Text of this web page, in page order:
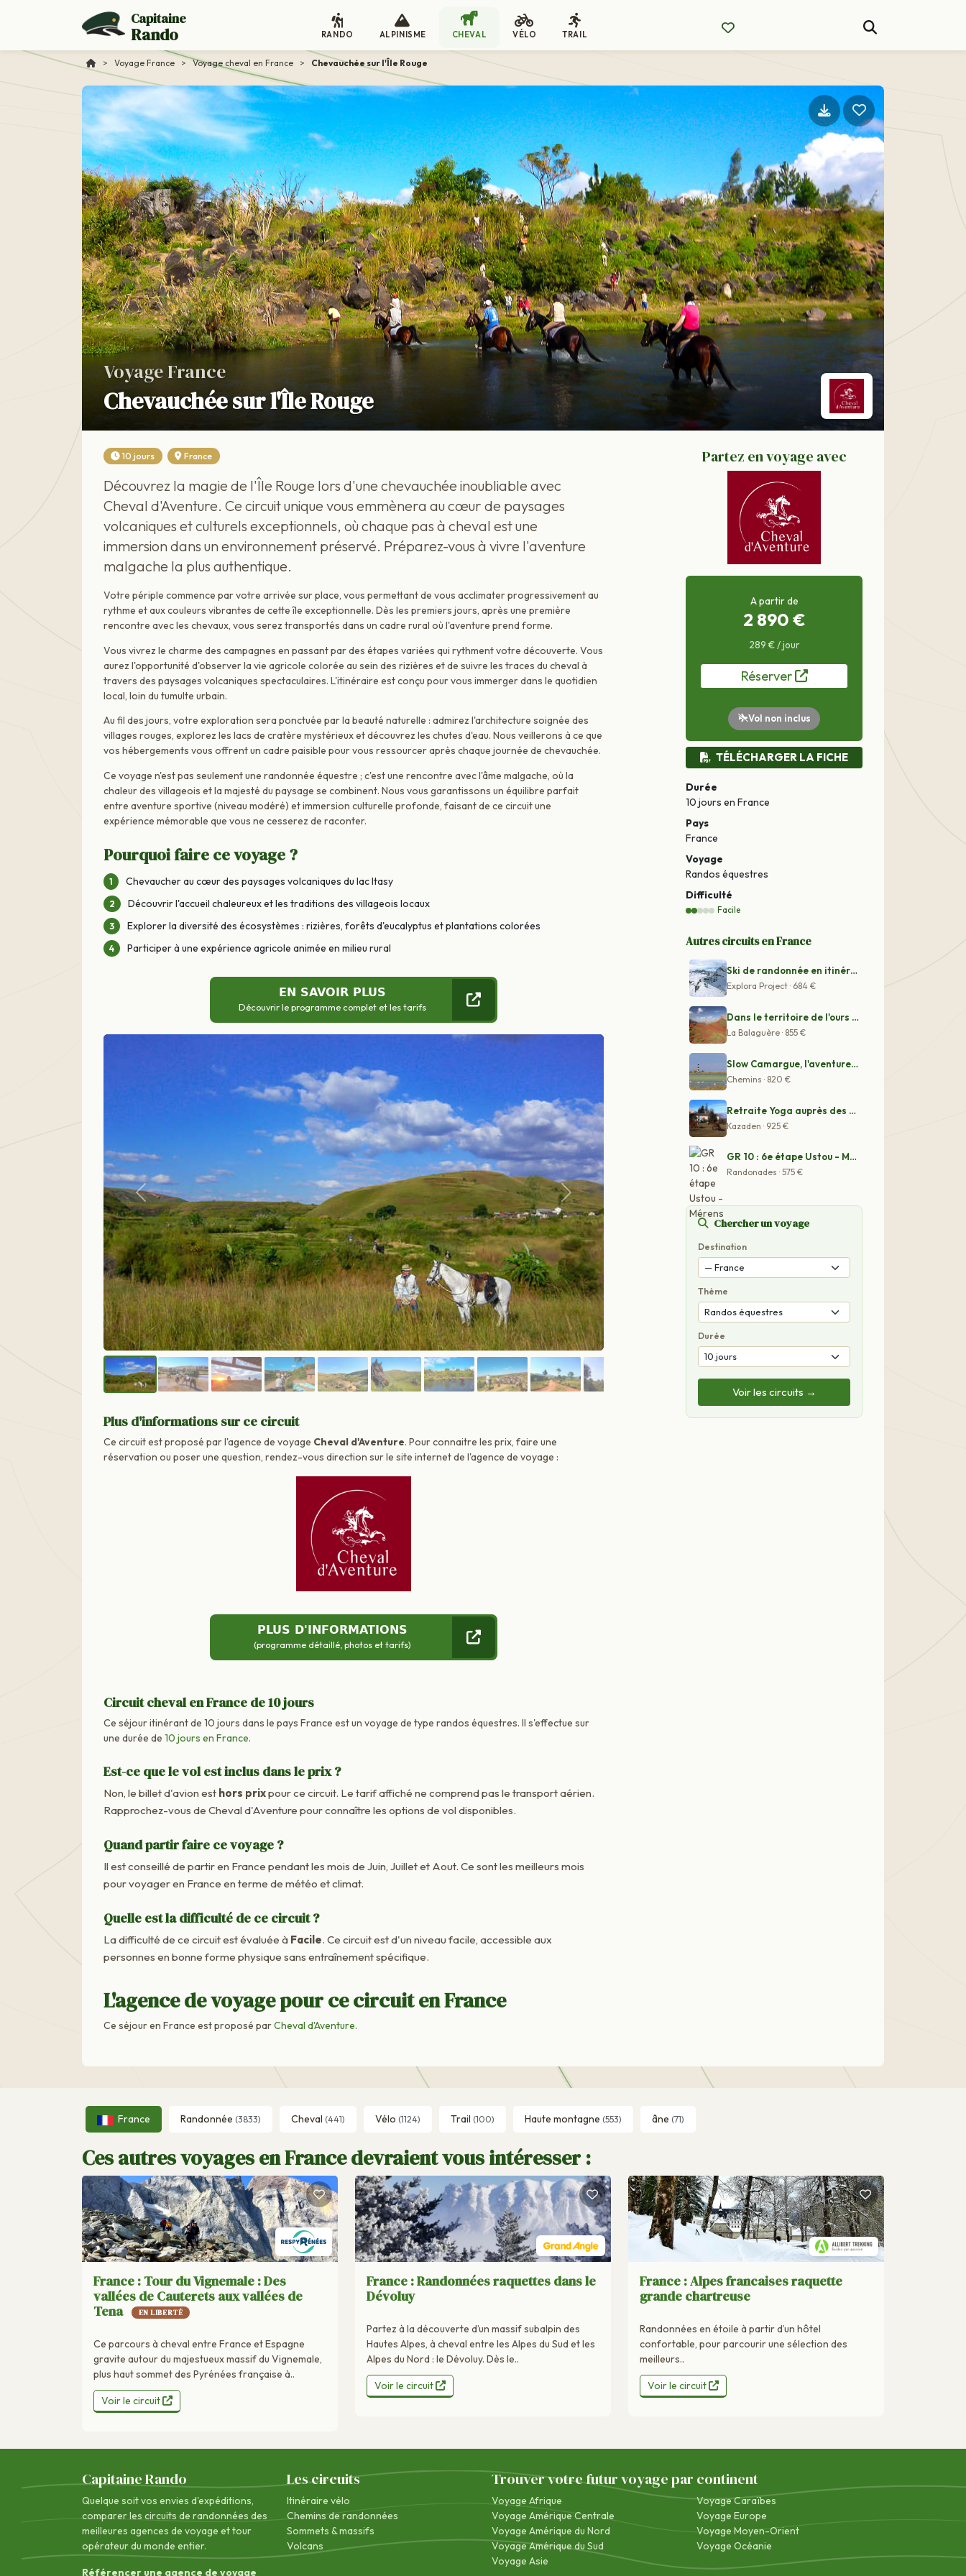
Capitaine
Rando RANDO ALPINISME CHEVAL VÉLO TRAIL
> Voyage France > Voyage cheval en France > Chevauchée sur l'Île Rouge
Voyage France
Chevauchée sur l'Île Rouge
10 jours France
Découvrez la magie de l'Île Rouge lors d'une chevauchée inoubliable avec
Cheval d'Aventure. Ce circuit unique vous emmènera au cœur de paysages
volcaniques et culturels exceptionnels, où chaque pas à cheval est une
immersion dans un environnement préservé. Préparez-vous à vivre l'aventure
malgache la plus authentique.
Votre périple commence par votre arrivée sur place, vous permettant de vous acclimater progressivement au
rythme et aux couleurs vibrantes de cette île exceptionnelle. Dès les premiers jours, après une première
rencontre avec les chevaux, vous serez transportés dans un cadre rural où l'aventure prend forme.
Vous vivrez le charme des campagnes en passant par des étapes variées qui rythment votre découverte. Vous
aurez l'opportunité d'observer la vie agricole colorée au sein des rizières et de suivre les traces du cheval à
travers des paysages volcaniques spectaculaires. L'itinéraire est conçu pour vous immerger dans le quotidien
local, loin du tumulte urbain.
Au fil des jours, votre exploration sera ponctuée par la beauté naturelle : admirez l'architecture soignée des
villages rouges, explorez les lacs de cratère mystérieux et découvrez les chutes d'eau. Nous veillerons à ce que
vos hébergements vous offrent un cadre paisible pour vous ressourcer après chaque journée de chevauchée.
Ce voyage n'est pas seulement une randonnée équestre ; c'est une rencontre avec l'âme malgache, où la
chaleur des villageois et la majesté du paysage se combinent. Nous vous garantissons un équilibre parfait
entre aventure sportive (niveau modéré) et immersion culturelle profonde, faisant de ce circuit une
expérience mémorable que vous ne cesserez de raconter.
Pourquoi faire ce voyage ?
Chevaucher au cœur des paysages volcaniques du lac Itasy
Découvrir l'accueil chaleureux et les traditions des villageois locaux
Explorer la diversité des écosystèmes : rizières, forêts d'eucalyptus et plantations colorées
Participer à une expérience agricole animée en milieu rural
EN SAVOIR PLUS
Découvrir le programme complet et les tarifs
Précédent Suivant
Plus d'informations sur ce circuit
Ce circuit est proposé par l'agence de voyage Cheval d'Aventure. Pour connaitre les prix, faire une
réservation ou poser une question, rendez-vous direction sur le site internet de l'agence de voyage :
PLUS D'INFORMATIONS
(programme détaillé, photos et tarifs)
Circuit cheval en France de 10 jours
Ce séjour itinérant de 10 jours dans le pays France est un voyage de type randos équestres. Il s'effectue sur
une durée de 10 jours en France.
Est-ce que le vol est inclus dans le prix ?
Non, le billet d'avion est hors prixpour ce circuit. Le tarif affiché ne comprend pas le transport aérien.
Rapprochez-vous de Cheval d'Aventure pour connaître les options de vol disponibles.
Quand partir faire ce voyage ?
Il est conseillé de partir en France pendant les mois de Juin, Juillet et Aout. Ce sont les meilleurs mois
pour voyager en France en terme de météo et climat.
Quelle est la difficulté de ce circuit ?
La difficulté de ce circuit est évaluée à Facile. Ce circuit est d'un niveau facile, accessible aux
personnes en bonne forme physique sans entraînement spécifique.
Partez en voyage avec
A partir de
2 890 €
289 € / jour
Réserver
Vol non inclus
TÉLÉCHARGER LA FICHE
Durée
10 jours en France
Pays
France
Voyage
Randos équestres
Difficulté
Facile
Autres circuits en France
Ski de randonnée en itinérance sur les crêtes franco-it
Explora Project · 684 €
Dans le territoire de l'ours Camille
La Balaguère · 855 €
Slow Camargue, l'aventure douce à vélo électrique
Chemins · 820 €
Retraite Yoga auprès des chevaux dans les Pyrénées
Kazaden · 925 €
GR 10 : 6e étape Ustou - Mérens
Randonades · 575 €
Chercher un voyage
Destination
Thème
Durée
Voir les circuits →
L'agence de voyage pour ce circuit en France
Ce séjour en France est proposé parCheval d'Aventure.
France Randonnée (3833) Cheval (441) Vélo (1124) Trail (100) Haute montagne (553) âne (71)
Ces autres voyages en France devraient vous intéresser :
France : Tour du Vignemale : Des
vallées de Cauterets aux vallées de
Tena
EN LIBERTÉ
Ce parcours à cheval entre France et Espagne
gravite autour du majestueux massif du Vignemale,
plus haut sommet des Pyrénées française à..
Voir le circuit
France : Randonnées raquettes dans le
Dévoluy
Partez à la découverte d’un massif subalpin des
Hautes Alpes, à cheval entre les Alpes du Sud et les
Alpes du Nord : le Dévoluy. Dès le..
Voir le circuit
France : Alpes francaises raquette
grande chartreuse
Randonnées en étoile à partir d’un hôtel
confortable, pour parcourir une sélection des
meilleurs..
Voir le circuit
Capitaine Rando
Quelque soit vos envies d'expéditions,
comparer les circuits de randonnées des
meilleures agences de voyage et tour
opérateur du monde entier.
Référencer une agence de voyage
Les circuits
Itinéraire vélo
Chemins de randonnées
Sommets & massifs
Volcans
Trouver votre futur voyage par continent
Voyage Afrique
Voyage Amérique Centrale
Voyage Amérique du Nord
Voyage Amérique du Sud
Voyage Asie
Voyage Caraïbes
Voyage Europe
Voyage Moyen-Orient
Voyage Océanie